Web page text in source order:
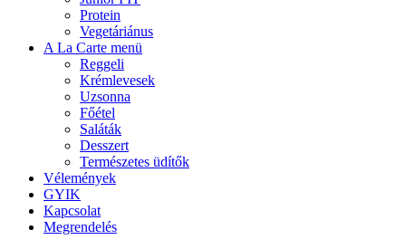
Protein
Vegetáriánus
A La Carte menü
Reggeli
Krémlevesek
Uzsonna
Főétel
Saláták
Desszert
Természetes üdítők
Vélemények
GYIK
Kapcsolat
Megrendelés